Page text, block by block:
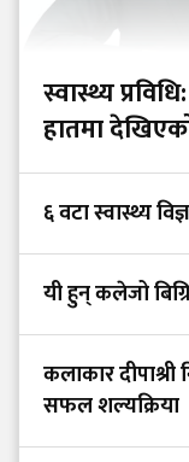
स्वास्थ्य
हातमा
६ वटा स्वास्थ्य
यी हुन् कलेजो
कलाकार दीपाश्री
सफल शल्यक्रिया